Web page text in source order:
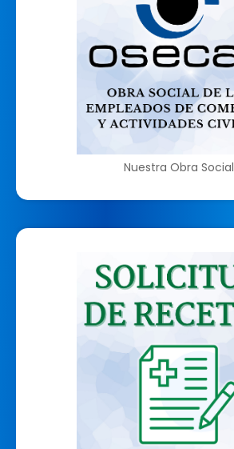
Nuestra Obra Social